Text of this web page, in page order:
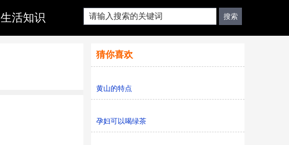
生活知识
猜你喜欢
黄山的特点
孕妇可以喝绿茶